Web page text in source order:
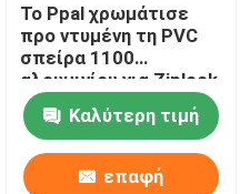
Το Ppal χρωμάτισε
προ ντυμένη τη PVC
σπείρα 1100
αλουμινίου για Ziplock
τις πλαστικές
τσάντες 300mm
405mm 505mm Mylar
Καλύτερη τιμή
επαφή